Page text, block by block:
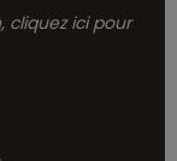
cliquez ici pour